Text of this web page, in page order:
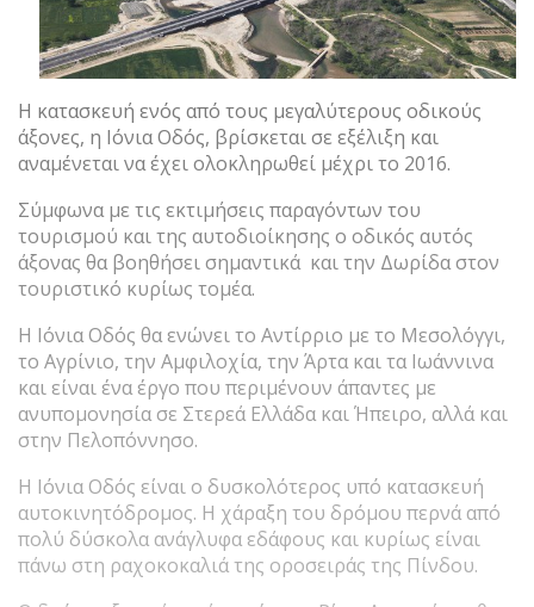
Η κατασκευή ενός από τους μεγαλύτερους οδικούς
άξονες, η Ιόνια Οδός, βρίσκεται σε εξέλιξη και
αναμένεται να έχει ολοκληρωθεί μέχρι το 2016.
Σύμφωνα με τις εκτιμήσεις παραγόντων του
τουρισμού και της αυτοδιοίκησης ο οδικός αυτός
άξονας θα βοηθήσει σημαντικά και την Δωρίδα στον
τουριστικό κυρίως τομέα.
Η Ιόνια Οδός θα ενώνει το Αντίρριο με το Μεσολόγγι,
το Αγρίνιο, την Αμφιλοχία, την Άρτα και τα Ιωάννινα
και είναι ένα έργο που περιμένουν άπαντες με
ανυπομονησία σε Στερεά Ελλάδα και Ήπειρο, αλλά και
στην Πελοπόννησο.
Η Ιόνια Οδός είναι ο δυσκολότερος υπό κατασκευή
αυτοκινητόδρομος. Η χάραξη του δρόμου περνά από
πολύ δύσκολα ανάγλυφα εδάφους και κυρίως είναι
πάνω στη ραχοκοκαλιά της οροσειράς της Πίνδου.